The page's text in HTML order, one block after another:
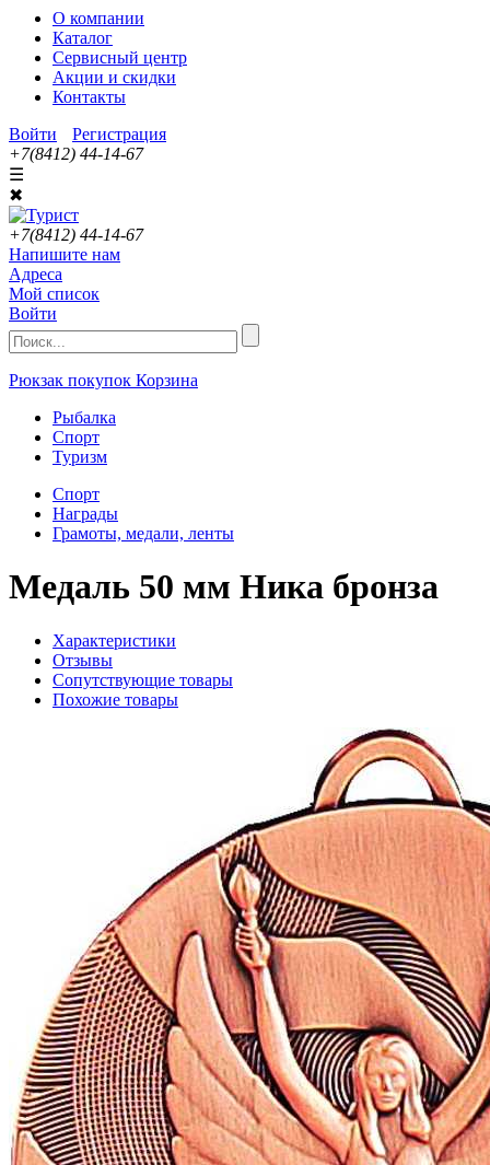
О компании
Каталог
Сервисный центр
Акции и скидки
Контакты
Войти
Регистрация
+7(8412) 44-14-67
☰
✖
+7(8412) 44-14-67
Напишите нам
Адреса
Мой список
Войти
Рюкзак покупок Корзина
Рыбалка
Спорт
Туризм
Спорт
Награды
Грамоты, медали, ленты
Медаль 50 мм Ника бронза
Характеристики
Отзывы
Сопутствующие товары
Похожие товары